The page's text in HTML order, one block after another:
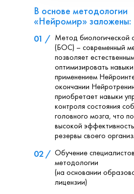
В основе методологии
«Нейромир» заложены:
Метод биологической
(БОС) – современный
позволяет
оптимизировать
применением
окончании
приобретает навыки
контроля состояния
головного мозга, что
высокой
резервы своего
01 /
Обучение
методологии
(на основании
лицензии)
02 /